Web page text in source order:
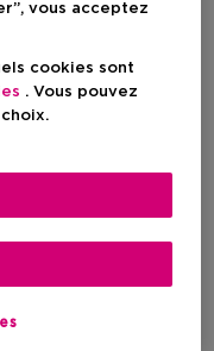
vous acceptez
cookies sont
. Vous pouvez